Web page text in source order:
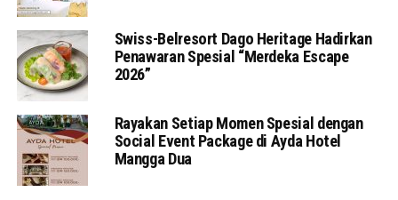
Swiss-Belresort Dago Heritage Hadirkan
Penawaran Spesial “Merdeka Escape
2026”
Rayakan Setiap Momen Spesial dengan
Social Event Package di Ayda Hotel
Mangga Dua